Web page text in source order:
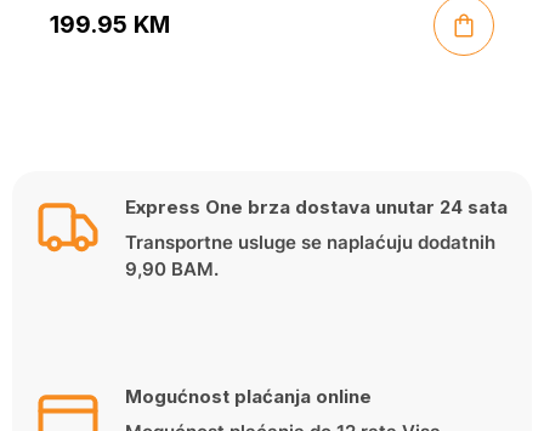
199.95 KM
Express One brza dostava unutar 24 sata
Transportne usluge se naplaćuju dodatnih
9,90 BAM.
Mogućnost plaćanja online